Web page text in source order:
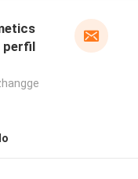
perfil